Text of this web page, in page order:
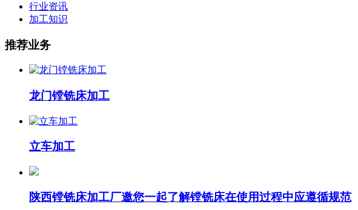
行业资讯
加工知识
推荐业务
龙门镗铣床加工
立车加工
陕西镗铣床加工厂邀您一起了解镗铣床在使用过程中应遵循规范